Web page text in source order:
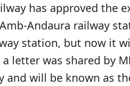
has approved the
Andaura railway
station, but now it
letter was shared by
and will be known as